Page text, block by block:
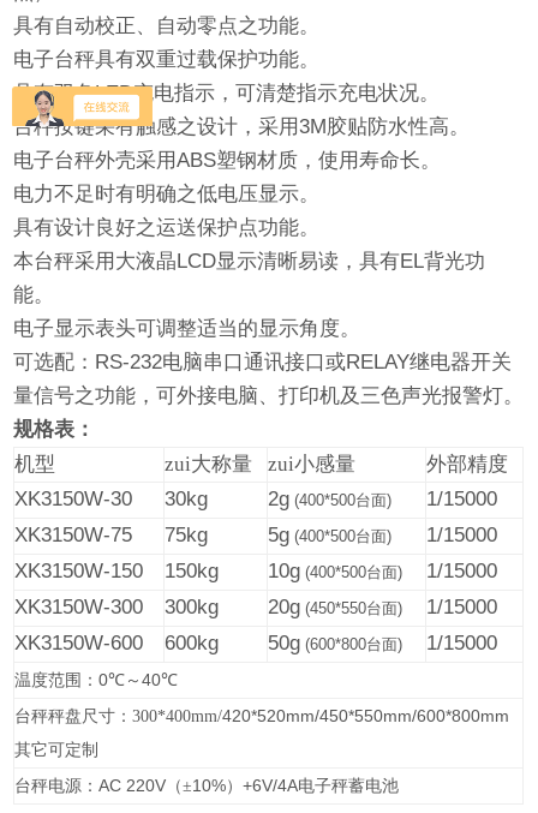
具有自动校正、自动零点之功能。
电子台秤具有双重过载保护功能。
具有双色LED充电指示，可清楚指示充电状况。
台秤按键采有触感之设计，采用3M胶贴防水性高。
电子台秤外壳采用ABS塑钢材质，使用寿命长。
电力不足时有明确之低电压显示。
具有设计良好之运送保护点功能。
本台秤采用大液晶LCD显示清晰易读，具有EL背光功
能。
电子显示表头可调整适当的显示角度。
可选配： RS-232电脑串口通讯接口或RELAY继电器开关
量信号之功能，可外接电脑、打印机及三色声光报警灯。
规格表：
机型
zui大称量 zui小感量
外部精度
XK3150W-30
30kg 2g (400*500台面)
1/15000
XK3150W-75
75kg 5g (400*500台面)
1/15000
XK3150W-150
150kg 10g (400*500台面)
1/15000
XK3150W-300
300kg 20g (450*550台面)
1/15000
XK3150W-600
600kg 50g (600*800台面) 1/15000
温度范围：0℃ ～40℃
台秤秤盘尺寸：300*400mm/420*520mm/450*550mm/600*800mm
其它可定制
台秤电源：AC 220V （±10%）+6V/4A电子秤蓄电池